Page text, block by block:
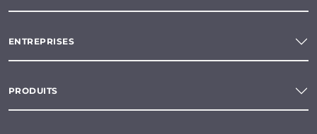
ENTREPRISES
PRODUITS